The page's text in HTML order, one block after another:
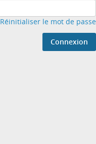
Réinitialiser le mot de passe
Connexion